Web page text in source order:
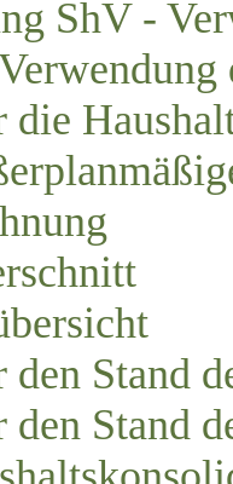
ShV -
Stand
Stand